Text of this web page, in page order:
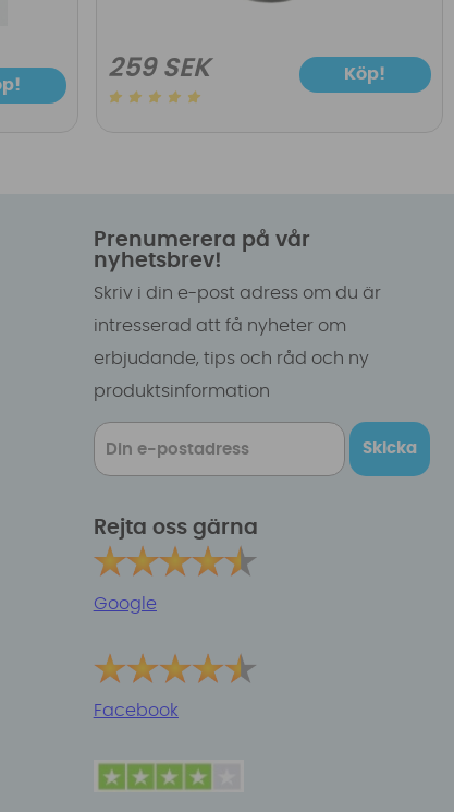
259 SEK Köp!
Prenumerera på vår
nyhetsbrev!
Skriv i din e-post adress om du är
intresserad att få nyheter om
erbjudande, tips och råd och ny
produktsinformation
Skicka
Rejta oss gärna
Google
Facebook